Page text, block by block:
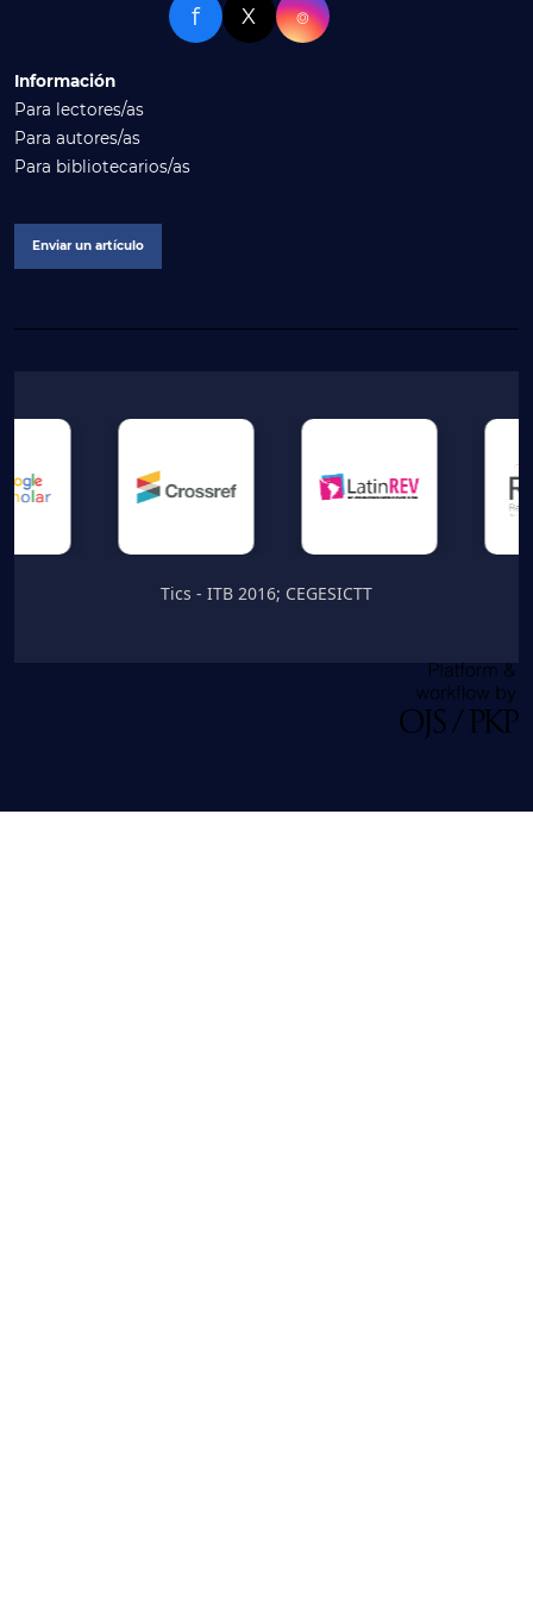
f X ⌾
Información
Para lectores/as
Para autores/as
Para bibliotecarios/as
Enviar un artículo
Tics - ITB 2016; CEGESICTT